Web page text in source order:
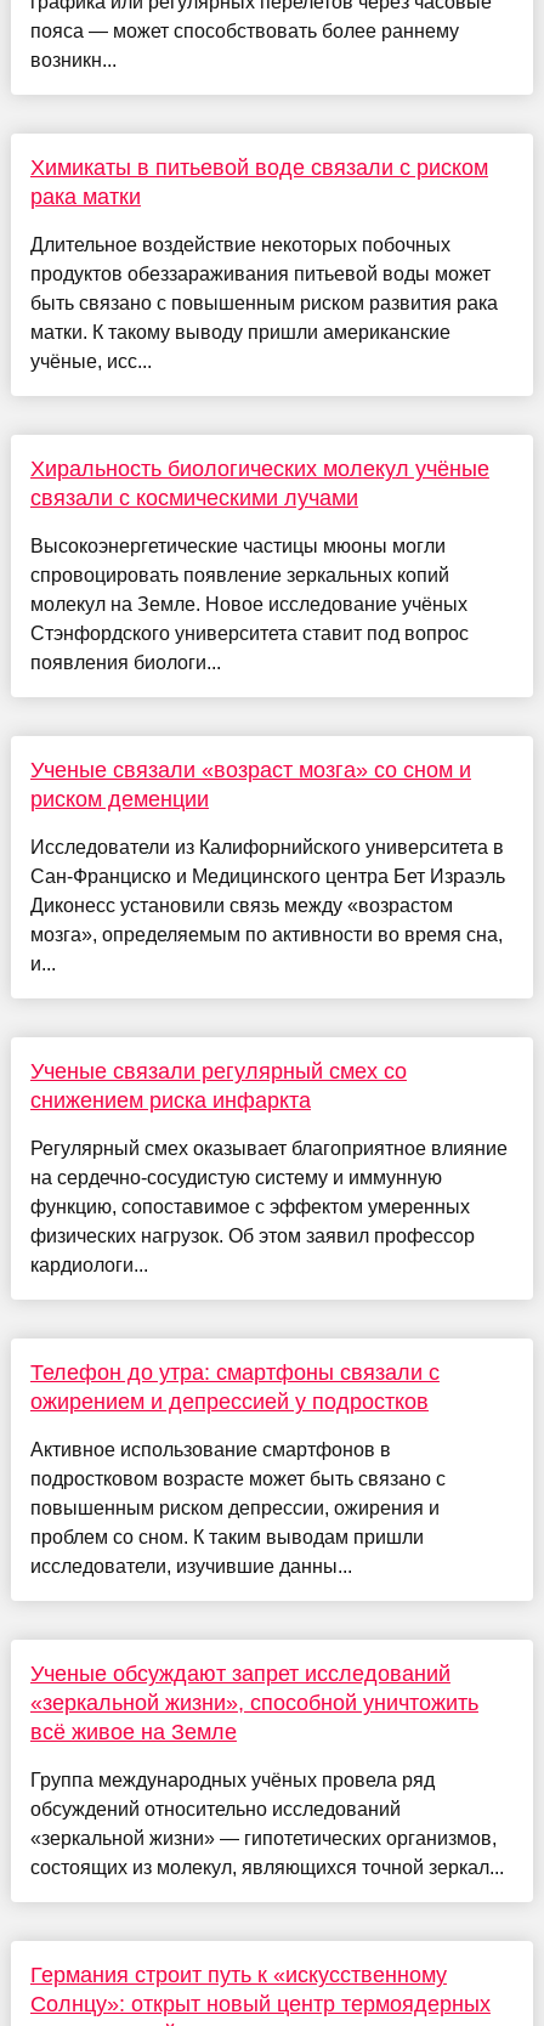
пояса — может способствовать более раннему
возникн...
Химикаты в питьевой воде связали с риском
рака матки
Длительное воздействие некоторых побочных
продуктов обеззараживания питьевой воды может
быть связано с повышенным риском развития рака
матки. К такому выводу пришли американские
учёные, исс...
Хиральность биологических молекул учёные
связали с космическими лучами
Высокоэнергетические частицы мюоны могли
спровоцировать появление зеркальных копий
молекул на Земле. Новое исследование учёных
Стэнфордского университета ставит под вопрос
появления биологи...
Ученые связали «возраст мозга» со сном и
риском деменции
Исследователи из Калифорнийского университета в
Сан-Франциско и Медицинского центра Бет Израэль
Диконесс установили связь между «возрастом
мозга», определяемым по активности во время сна,
и...
Ученые связали регулярный смех со
снижением риска инфаркта
Регулярный смех оказывает благоприятное влияние
на сердечно-сосудистую систему и иммунную
функцию, сопоставимое с эффектом умеренных
физических нагрузок. Об этом заявил профессор
кардиологи...
Телефон до утра: смартфоны связали с
ожирением и депрессией у подростков
Активное использование смартфонов в
подростковом возрасте может быть связано с
повышенным риском депрессии, ожирения и
проблем со сном. К таким выводам пришли
исследователи, изучившие данны...
Ученые обсуждают запрет исследований
«зеркальной жизни», способной уничтожить
всё живое на Земле
Группа международных учёных провела ряд
обсуждений относительно исследований
«зеркальной жизни» — гипотетических организмов,
состоящих из молекул, являющихся точной зеркал...
Германия строит путь к «искусственному
Солнцу»: открыт новый центр термоядерных